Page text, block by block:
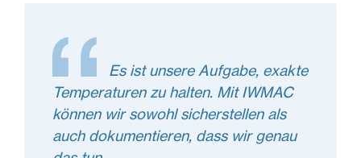
Es ist unsere Aufgabe, exakte
Temperaturen zu halten. Mit IWMAC
können wir sowohl sicherstellen als
auch dokumentieren, dass wir genau